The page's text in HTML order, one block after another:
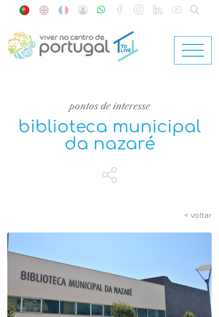
pontos de interesse
biblioteca municipal
da nazaré
< voltar